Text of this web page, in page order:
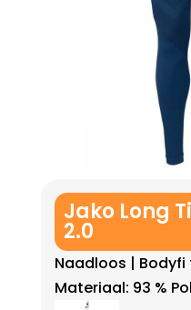
Jako Long
2.0
Naadloos |
Materiaal: 93 %